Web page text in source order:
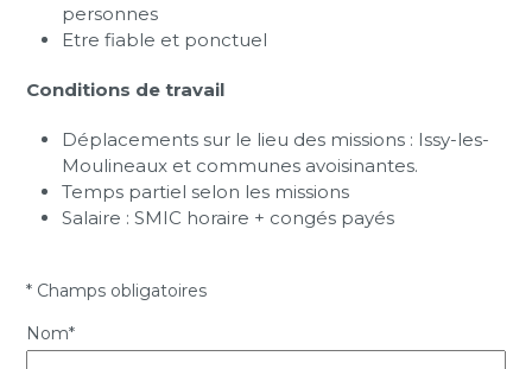
personnes
Etre fiable et ponctuel
Conditions de travail
Déplacements sur le lieu des missions : Issy-les-
Moulineaux et communes avoisinantes.
Temps partiel selon les missions
Salaire : SMIC horaire + congés payés
* Champs obligatoires
Nom*